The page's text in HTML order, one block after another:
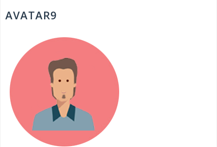
AVATAR9